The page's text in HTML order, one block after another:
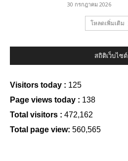
30 กรกฎาคม 2026
โหลดเพิ่มเติม
สถิติเว็บไซต์
Visitors today : 125
Page views today : 138
Total visitors : 472,162
Total page view: 560,565